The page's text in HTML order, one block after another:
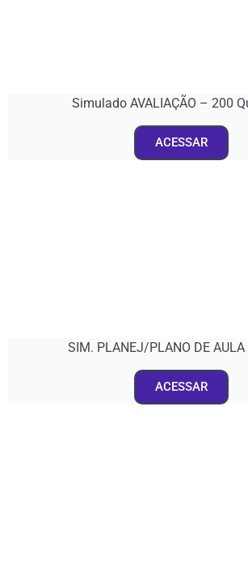
Simulado AVALIAÇÃO – 200
ACESSAR
SIM. PLANEJ/PLANO DE
ACESSAR